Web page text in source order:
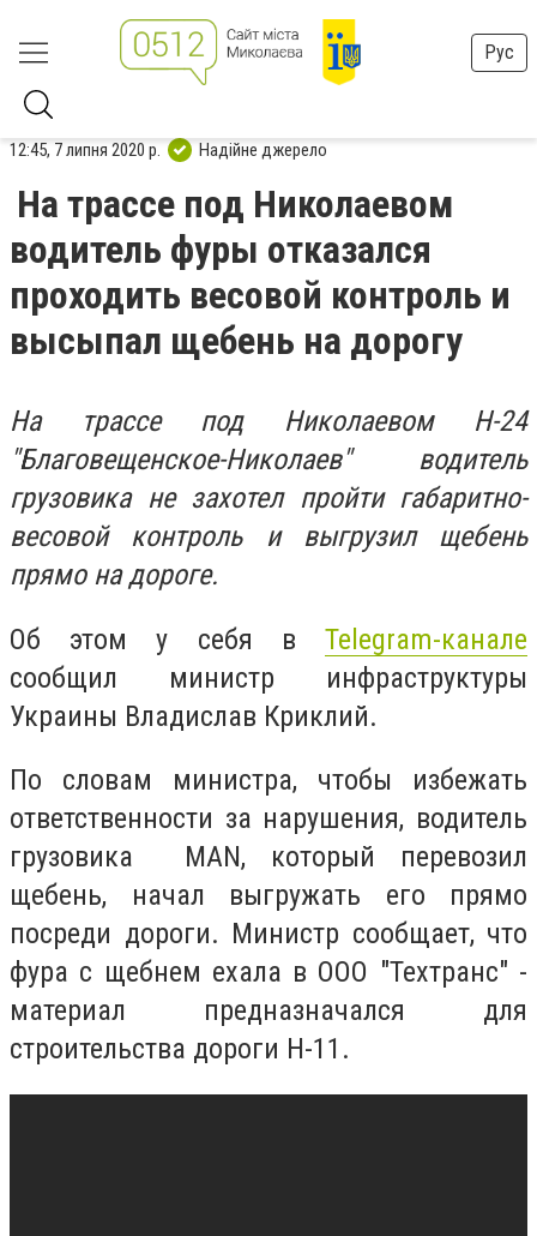
Рус
12:45, 7 липня 2020 р. Надійне джерело
На трассе под Николаевом
водитель фуры отказался
проходить весовой контроль и
высыпал щебень на дорогу
На трассе под Николаевом Н-24
"Благовещенское-Николаев" водитель
грузовика не захотел пройти габаритно-
весовой контроль и выгрузил щебень
прямо на дороге.
Об этом у себя в Telegram-канале
сообщил министр инфраструктуры
Украины Владислав Криклий.
По словам министра, чтобы избежать
ответственности за нарушения, водитель
грузовика MAN, который перевозил
щебень, начал выгружать его прямо
посреди дороги. Министр сообщает, что
фура с щебнем ехала в ООО "Техтранс" -
материал предназначался для
строительства дороги Н-11.